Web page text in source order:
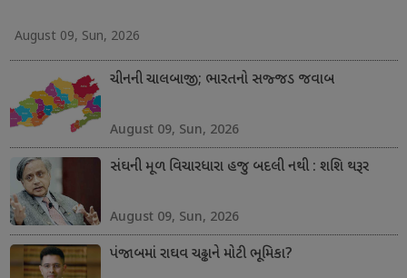
August 09, Sun, 2026
ચીનની ચાલબાજી; ભારતનો સજ્જડ જવાબ
August 09, Sun, 2026
સંઘની મૂળ વિચારધારા હજુ બદલી નથી : શશિ થરૂર
August 09, Sun, 2026
પંજાબમાં રાઘવ ચઢ્ઢાને મોટી ભૂમિકા?